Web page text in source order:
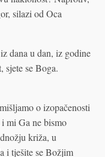
silazi od Oca
dana u dan, iz godine
sjete se Boga.
o izopačenosti
mi Ga ne bismo
križa, u
i tješite se Božjim